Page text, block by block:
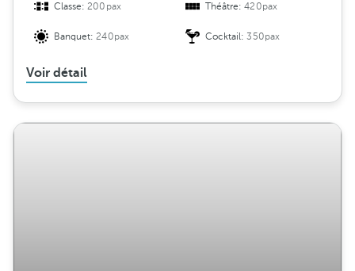
Classe:200pax Théâtre:420pax
Banquet:240pax Cocktail:350pax
Voir détail